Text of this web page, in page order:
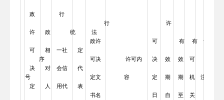
序
号
政
许
可
决
定
行
政
相
对
人
统
一社
会信
用代
法
定
代
表
行
政许
可决
定文
书名
许可内
容
许
可
决
定
日
有
效
期
自
有
效
期
至
许
可
机
关
注